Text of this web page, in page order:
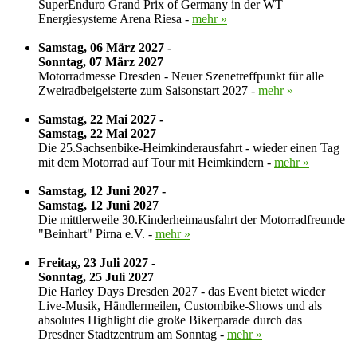
SuperEnduro Grand Prix of Germany in der WT
Energiesysteme Arena Riesa - mehr »
Samstag, 06 März 2027 -
Sonntag, 07 März 2027
Motorradmesse Dresden - Neuer Szenetreffpunkt für alle
Zweiradbeigeisterte zum Saisonstart 2027 - mehr »
Samstag, 22 Mai 2027 -
Samstag, 22 Mai 2027
Die 25.Sachsenbike-Heimkinderausfahrt - wieder einen Tag
mit dem Motorrad auf Tour mit Heimkindern - mehr »
Samstag, 12 Juni 2027 -
Samstag, 12 Juni 2027
Die mittlerweile 30.Kinderheimausfahrt der Motorradfreunde
"Beinhart" Pirna e.V. - mehr »
Freitag, 23 Juli 2027 -
Sonntag, 25 Juli 2027
Die Harley Days Dresden 2027 - das Event bietet wieder
Live-Musik, Händlermeilen, Custombike-Shows und als
absolutes Highlight die große Bikerparade durch das
Dresdner Stadtzentrum am Sonntag - mehr »